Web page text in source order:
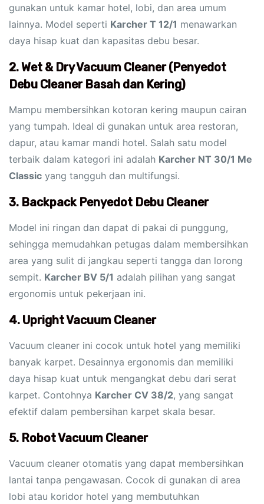
gunakan untuk kamar hotel, lobi, dan area umum
lainnya. Model seperti Karcher T 12/1 menawarkan
daya hisap kuat dan kapasitas debu besar.
2. Wet & Dry Vacuum Cleaner (Penyedot
Debu Cleaner Basah dan Kering)
Mampu membersihkan kotoran kering maupun cairan
yang tumpah. Ideal di gunakan untuk area restoran,
dapur, atau kamar mandi hotel. Salah satu model
terbaik dalam kategori ini adalah Karcher NT 30/1 Me
Classic yang tangguh dan multifungsi.
3. Backpack Penyedot Debu Cleaner
Model ini ringan dan dapat di pakai di punggung,
sehingga memudahkan petugas dalam membersihkan
area yang sulit di jangkau seperti tangga dan lorong
sempit. Karcher BV 5/1 adalah pilihan yang sangat
ergonomis untuk pekerjaan ini.
4. Upright Vacuum Cleaner
Vacuum cleaner ini cocok untuk hotel yang memiliki
banyak karpet. Desainnya ergonomis dan memiliki
daya hisap kuat untuk mengangkat debu dari serat
karpet. Contohnya Karcher CV 38/2, yang sangat
efektif dalam pembersihan karpet skala besar.
5. Robot Vacuum Cleaner
Vacuum cleaner otomatis yang dapat membersihkan
lantai tanpa pengawasan. Cocok di gunakan di area
lobi atau koridor hotel yang membutuhkan